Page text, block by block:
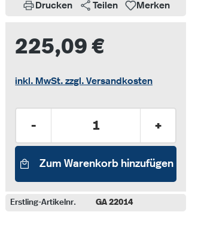
Drucken
Teilen Merken
225,09 €
inkl. MwSt. zzgl. Versandkosten
Produkt Anzahl: Gib den
- +
Zum Warenkorb hinzufügen
Erstling-Artikelnr. GA 22014